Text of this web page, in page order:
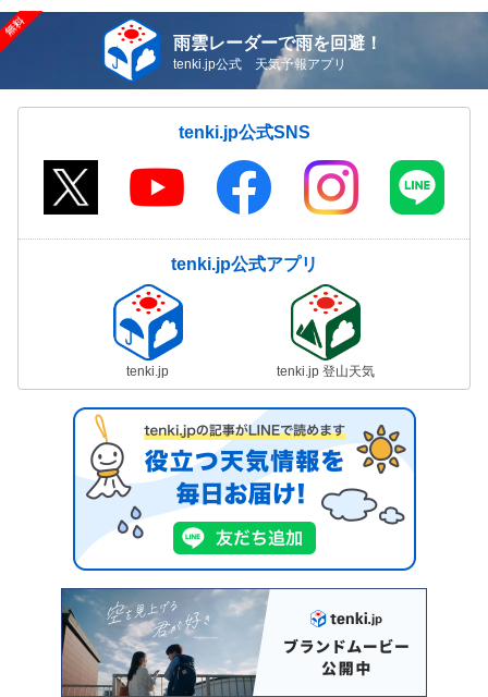
雨雲レーダーで雨を回避！
tenki.jp公式 天気予報アプリ
tenki.jp公式SNS
tenki.jp公式アプリ
tenki.jp tenki.jp 登山天気